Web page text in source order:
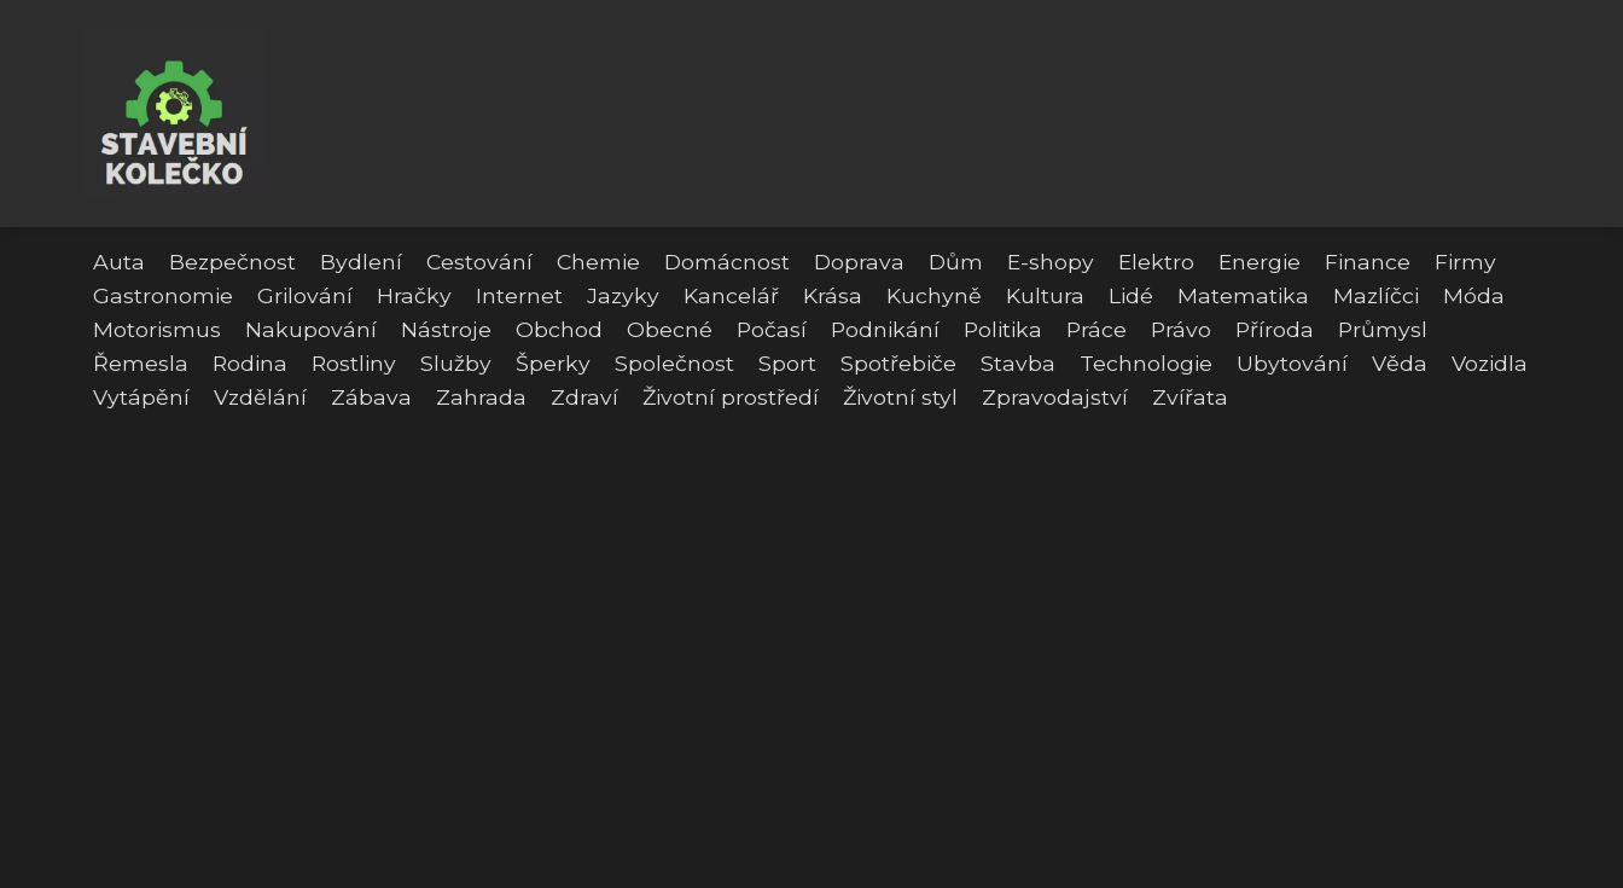
Auta Bezpečnost Bydlení Cestování Chemie Domácnost Doprava Dům E-shopy Elektro Energie Finance
Firmy
Gastronomie
Grilování Hračky Internet Jazyky Kancelář Krása Kuchyně Kultura Lidé Matematika Mazlíčci
Móda
Motorismus
Nakupování Nástroje Obchod Obecné Počasí Podnikání Politika Práce Právo Příroda
Průmysl
Řemesla
Rodina Rostliny Služby Šperky Společnost Sport Spotřebiče Stavba Technologie Ubytování Věda
Vozidla
Vytápění
Vzdělání Zábava Zahrada Zdraví Životní prostředí Životní styl Zpravodajství Zvířata